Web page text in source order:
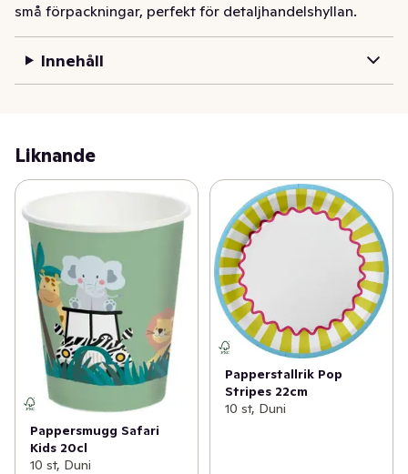
små förpackningar, perfekt för detaljhandelshyllan.
Innehåll
Liknande
Pappersmugg Safari
Kids 20cl
10 st, Duni
Papperstallrik Pop
Stripes 22cm
10 st, Duni